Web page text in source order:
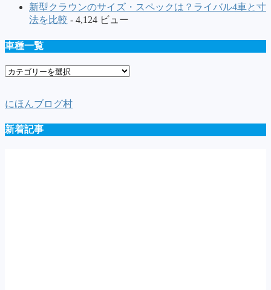
新型クラウンのサイズ・スペックは？ライバル4車と寸
法を比較 - 4,124 ビュー
車種一覧
車
覧
にほんブログ村
新着記事